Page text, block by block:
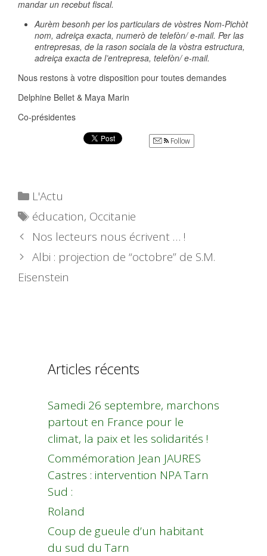
mandar un recebut fiscal.
Aurèm besonh per los particulars de vòstres Nom-Pichòt
nom, adreiça exacta, numerò de telefòn/ e-mail. Per las
entrepresas, de la rason sociala de la vòstra estructura,
adreiça exacta de l’entrepresa, telefòn/ e-mail.
Nous restons à votre disposition pour toutes demandes
Delphine Bellet & Maya Marin
Co-présidentes
Follow
Catégories
L'Actu
Étiquettes
éducation, Occitanie
Nos lecteurs nous écrivent … !
Albi : projection de “octobre” de S.M.
Eisenstein
Articles récents
Samedi 26 septembre, marchons
partout en France pour le
climat, la paix et les solidarités !
Commémoration Jean JAURES
Castres : intervention NPA Tarn
Sud :
Roland
Coup de gueule d’un habitant
du sud du Tarn